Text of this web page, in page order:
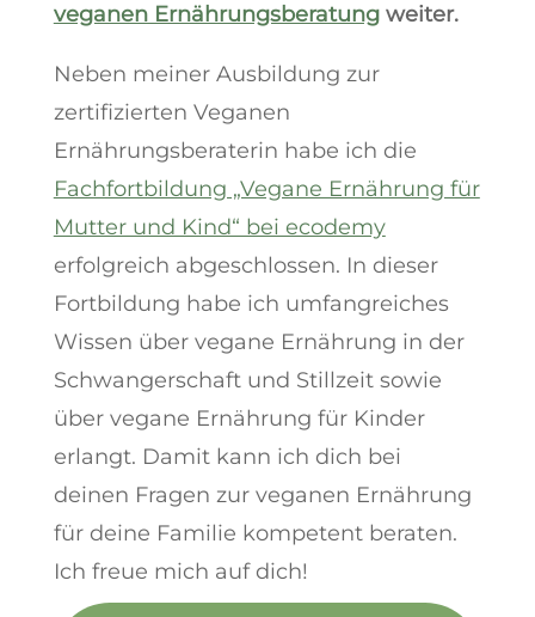
veganen Ernährungsberatungweiter.
Neben meiner Ausbildung zur
zertifizierten Veganen
Ernährungsberaterin habe ich die
Fachfortbildung „Vegane Ernährung für
Mutter und Kind“ bei ecodemy
erfolgreich abgeschlossen. In dieser
Fortbildung habe ich umfangreiches
Wissen über vegane Ernährung in der
Schwangerschaft und Stillzeit sowie
über vegane Ernährung für Kinder
erlangt. Damit kann ich dich bei
deinen Fragen zur veganen Ernährung
für deine Familie kompetent beraten.
Ich freue mich auf dich!